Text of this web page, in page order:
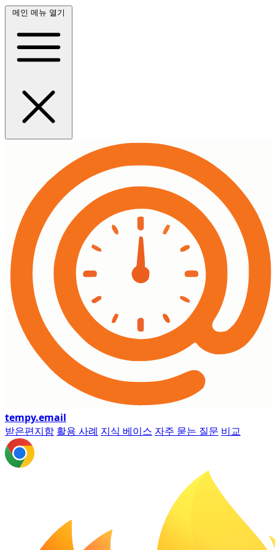
메인 메뉴 열기
tempy.email
받은편지함 활용 사례 지식 베이스 자주 묻는 질문 비교